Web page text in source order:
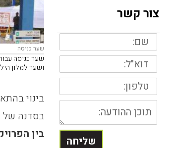
צור קשר
שם:
דוא"ל:
טלפון:
תוכן
ההודעה
שליחה
שער כניסה
שער כניסה
ושער למלון
בינוי
בסדנה של
בין